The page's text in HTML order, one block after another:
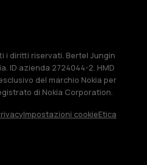
i diritti riservati. Bertel Jungin
ID azienda 2724044-2. HMD
del marchio Nokia per
di Nokia Corporation.
Impostazioni cookieEtica